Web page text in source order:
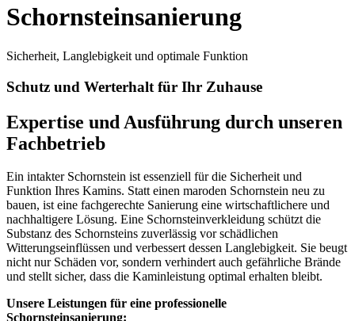
Schornsteinsanierung
Sicherheit, Langlebigkeit und optimale Funktion
Schutz und Werterhalt für Ihr Zuhause
Expertise und Ausführung durch unseren
Fachbetrieb
Ein intakter Schornstein ist essenziell für die Sicherheit und
Funktion Ihres Kamins. Statt einen maroden Schornstein neu zu
bauen, ist eine fachgerechte Sanierung eine wirtschaftlichere und
nachhaltigere Lösung. Eine Schornsteinverkleidung schützt die
Substanz des Schornsteins zuverlässig vor schädlichen
Witterungseinflüssen und verbessert dessen Langlebigkeit. Sie beugt
nicht nur Schäden vor, sondern verhindert auch gefährliche Brände
und stellt sicher, dass die Kaminleistung optimal erhalten bleibt.
Unsere Leistungen für eine professionelle
Schornsteinsanierung: